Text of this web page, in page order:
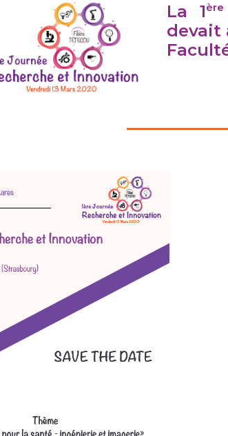
La 1ère
devait